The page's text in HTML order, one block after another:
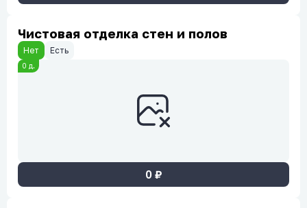
0 д.
0₽
Чистовая отделка стен и полов
Нет Есть